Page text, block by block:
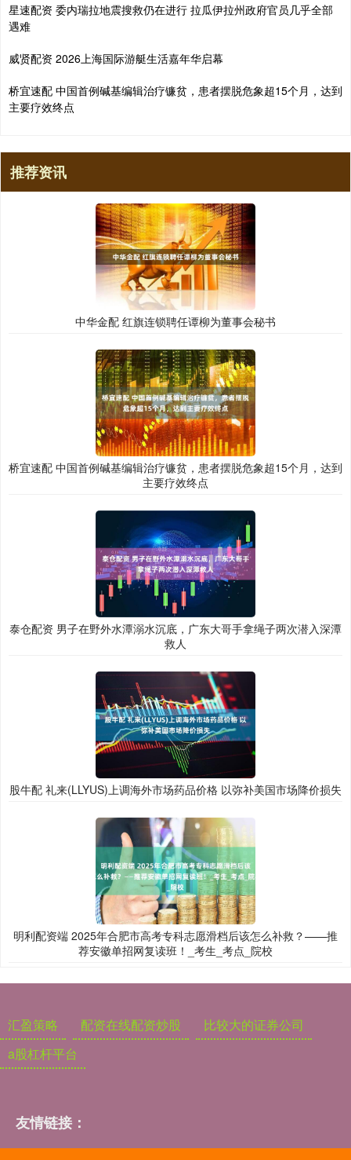
星速配资 委内瑞拉地震搜救仍在进行 拉瓜伊拉州政府官员几乎全部
遇难
威贤配资 2026上海国际游艇生活嘉年华启幕
桥宜速配 中国首例碱基编辑治疗镰贫，患者摆脱危象超15个月，达到
主要疗效终点
推荐资讯
中华金配 红旗连锁聘任谭柳为董事会秘书
桥宜速配 中国首例碱基编辑治疗镰贫，患者摆脱危象超15个月，达到
主要疗效终点
泰仓配资 男子在野外水潭溺水沉底，广东大哥手拿绳子两次潜入深潭
救人
股牛配 礼来(LLYUS)上调海外市场药品价格 以弥补美国市场降价损失
明利配资端 2025年合肥市高考专科志愿滑档后该怎么补救？——推
荐安徽单招网复读班！_考生_考点_院校
汇盈策略 配资在线配资炒股
比较大的证券公司
a股杠杆平台
友情链接：